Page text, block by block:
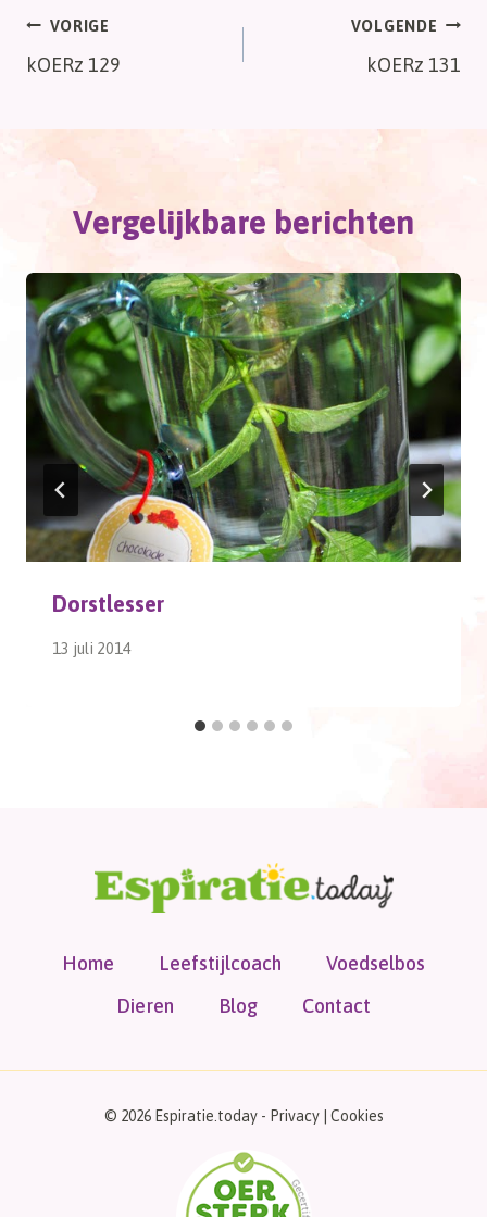
Bericht
navigatie
VORIGE
kOERz 129
VOLGENDE
kOERz 131
Vergelijkbare berichten
Dorstlesser
13 juli 2014
Home Leefstijlcoach
Voedselbos
Dieren
Blog Contact
© 2026 Espiratie.today - Privacy| Cookies